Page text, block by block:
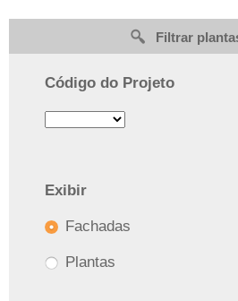
Filtrar
Código do Projeto
Exibir
Fachadas
Plantas